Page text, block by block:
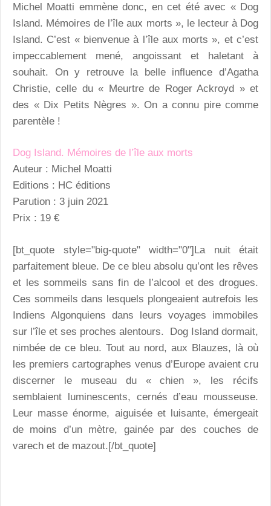
Michel Moatti emmène donc, en cet été avec « Dog
Island. Mémoires de l’île aux morts », le lecteur à Dog
Island. C’est « bienvenue à l’île aux morts », et c’est
impeccablement mené, angoissant et haletant à
souhait. On y retrouve la belle influence d’Agatha
Christie, celle du « Meurtre de Roger Ackroyd » et
des « Dix Petits Nègres ». On a connu pire comme
parentèle !
Dog Island. Mémoires de l’île aux morts
Auteur : Michel Moatti
Editions : HC éditions
Parution : 3 juin 2021
Prix : 19 €
[bt_quote style="big-quote" width="0"]La nuit était
parfaitement bleue. De ce bleu absolu qu’ont les rêves
et les sommeils sans fin de l’alcool et des drogues.
Ces sommeils dans lesquels plongeaient autrefois les
Indiens Algonquiens dans leurs voyages immobiles
sur l’île et ses proches alentours. Dog Island dormait,
nimbée de ce bleu. Tout au nord, aux Blauzes, là où
les premiers cartographes venus d’Europe avaient cru
discerner le museau du « chien », les récifs
semblaient luminescents, cernés d’eau mousseuse.
Leur masse énorme, aiguisée et luisante, émergeait
de moins d’un mètre, gainée par des couches de
varech et de mazout.[/bt_quote]